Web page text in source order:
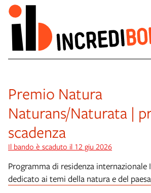
Premio Natura
Naturans/Naturata |
scadenza
Il bando è scaduto il 12 giu 2026
Programma di residenza
dedicato ai temi della natura e del